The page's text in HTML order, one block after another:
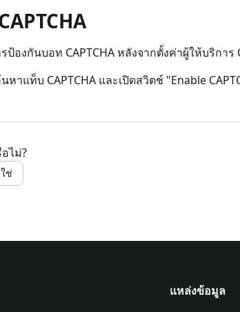
ป้องกันบอท CAPTCHA หลังจากตั้งค่าผู้ให้บริการ
าแท็บ CAPTCHA และเปิดสวิตช์ "Enable
ไม่?
ช่
แหล่งข้อมูล